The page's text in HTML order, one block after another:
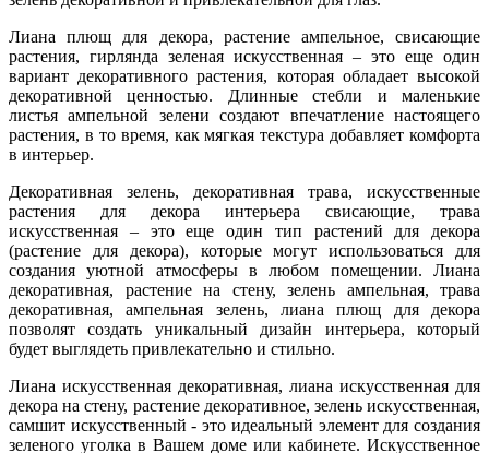
Лиана плющ для декора, растение ампельное, свисающие
растения, гирлянда зеленая искусственная – это еще один
вариант декоративного растения, которая обладает высокой
декоративной ценностью. Длинные стебли и маленькие
листья ампельной зелени создают впечатление настоящего
растения, в то время, как мягкая текстура добавляет комфорта
в интерьер.
Декоративная зелень, декоративная трава, искусственные
растения для декора интерьера свисающие, трава
искусственная – это еще один тип растений для декора
(растение для декора), которые могут использоваться для
создания уютной атмосферы в любом помещении. Лиана
декоративная, растение на стену, зелень ампельная, трава
декоративная, ампельная зелень, лиана плющ для декора
позволят создать уникальный дизайн интерьера, который
будет выглядеть привлекательно и стильно.
Лиана искусственная декоративная, лиана искусственная для
декора на стену, растение декоративное, зелень искусственная,
самшит искусственный - это идеальный элемент для создания
зеленого уголка в Вашем доме или кабинете. Искусственное